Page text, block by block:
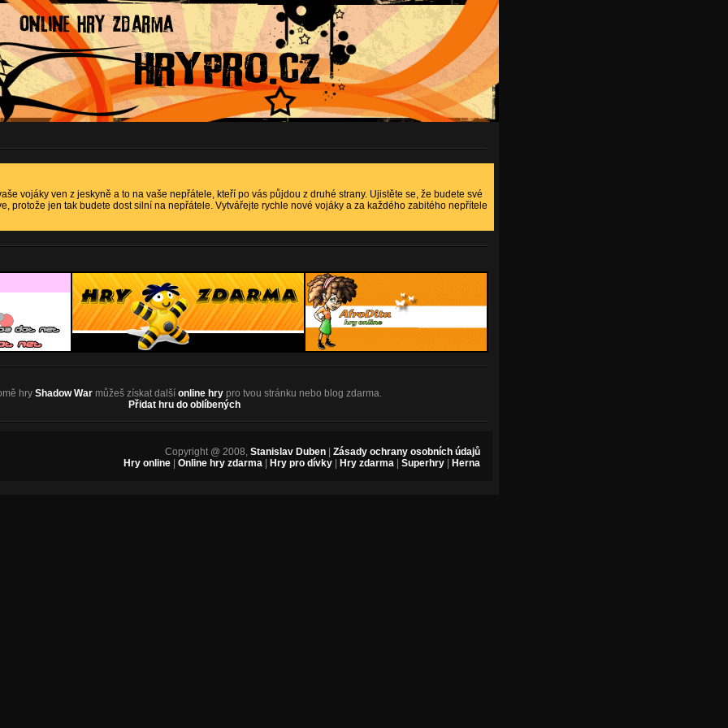
vojáky ven z jeskyně a to na vaše nepřátele, kteří po vás půjdou z druhé strany. Ujistěte se, že budete své
protože jen tak budete dost silní na nepřátele. Vytvářejte rychle nové vojáky a za každého zabitého nepřítele
hry Shadow Warmůžeš získat další online hrypro tvou stránku nebo blog zdarma.
Přidat hru do oblíbených
Copyright @ 2008, Stanislav Duben
Zásady ochrany osobních údajů
Hry online
Online hry zdarma Hry pro dívky Hry zdarma Superhry Herna